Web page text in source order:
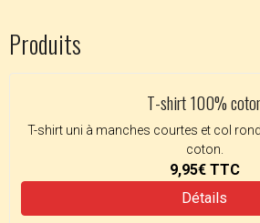
Produits
T-shirt 100%
T-shirt uni à manches courtes et col
coton.
9,95€ TTC
Détails